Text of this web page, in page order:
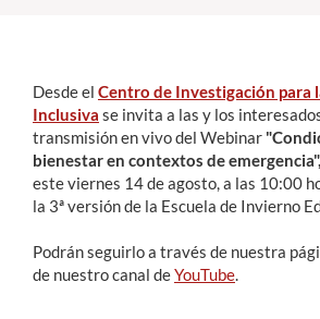
Alumni
English
Desde el Centro de Investigación para
Inclusiva se invita a las y los
transmisión en vivo del Webinar
bienestar en contextos de emergencia",
este viernes 14 de agosto, a las 10:00
la 3ª versión de la Escuela de Invierno
Podrán seguirlo a través de nuestra
de nuestro canal deYouTube.